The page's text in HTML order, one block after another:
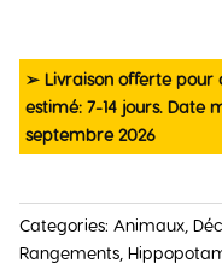
➢ Livraison offerte pour
estimé: 7-14 jours. Date
septembre 2026
Categories:Animaux ,
Rangements ,